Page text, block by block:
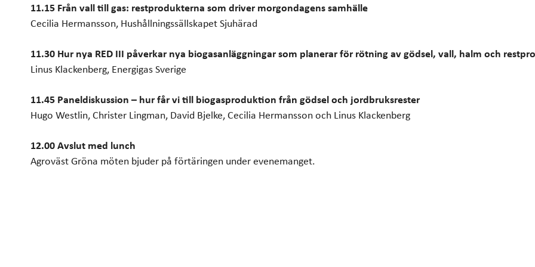
11.15 Från vall till gas: restprodukterna som driver morgondagens samhälle
Cecilia Hermansson, Hushållningssällskapet Sjuhärad
11.30 Hur nya RED III påverkar nya biogasanläggningar som planerar för rötning av gödsel, vall, halm och
Linus Klackenberg, Energigas Sverige
11.45 Paneldiskussion – hur får vi till biogasproduktion från gödsel och jordbruksrester
Hugo Westlin, Christer Lingman, David Bjelke, Cecilia Hermansson och Linus Klackenberg
12.00 Avslut med lunch
Agroväst Gröna möten bjuder på förtäringen under evenemanget.